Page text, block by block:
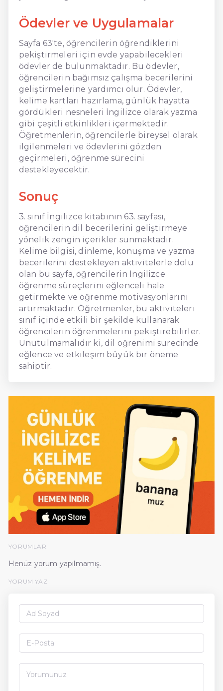
Ödevler ve Uygulamalar
Sayfa 63'te, öğrencilerin öğrendiklerini
pekiştirmeleri için evde yapabilecekleri
ödevler de bulunmaktadır. Bu ödevler,
öğrencilerin bağımsız çalışma becerilerini
geliştirmelerine yardımcı olur. Ödevler,
kelime kartları hazırlama, günlük hayatta
gördükleri nesneleri İngilizce olarak yazma
gibi çeşitli etkinlikleri içermektedir.
Öğretmenlerin, öğrencilerle bireysel olarak
ilgilenmeleri ve ödevlerini gözden
geçirmeleri, öğrenme sürecini
destekleyecektir.
Sonuç
3. sınıf İngilizce kitabının 63. sayfası,
öğrencilerin dil becerilerini geliştirmeye
yönelik zengin içerikler sunmaktadır.
Kelime bilgisi, dinleme, konuşma ve yazma
becerilerini destekleyen aktivitelerle dolu
olan bu sayfa, öğrencilerin İngilizce
öğrenme süreçlerini eğlenceli hale
getirmekte ve öğrenme motivasyonlarını
artırmaktadır. Öğretmenler, bu aktiviteleri
sınıf içinde etkili bir şekilde kullanarak
öğrencilerin öğrenmelerini pekiştirebilirler.
Unutulmamalıdır ki, dil öğrenimi sürecinde
eğlence ve etkileşim büyük bir öneme
sahiptir.
YORUMLAR
Henüz yorum yapılmamış.
YORUM YAZ